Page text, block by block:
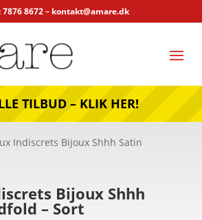
8672 – kontakt@amare.dk
TILBUD – KLIK HER!
Indiscrets Bijoux Shhh Satin
Bijoux Shhh
– Sort